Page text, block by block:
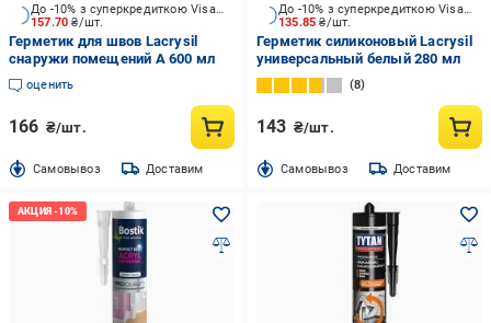
157.70₴/шт.
До -10% з суперкредиткою Visa Вигода
Герметик для швов Lacrysil
снаружи помещений А 600 мл
оценить
166 ₴/шт.
Cамовывоз Доставим
135.85₴/шт.
До -10% з суперкредиткою Visa Вигода
Герметик силиконовый Lacrysil
универсальный белый 280 мл
8
143 ₴/шт.
Cамовывоз Доставим